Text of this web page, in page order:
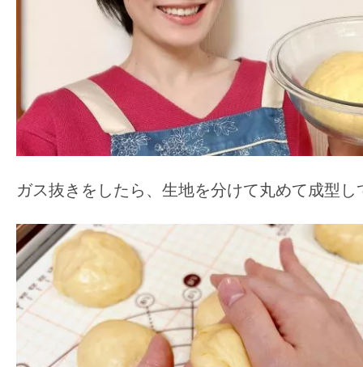
ガス抜きをしたら、生地を分けて丸めて成型し